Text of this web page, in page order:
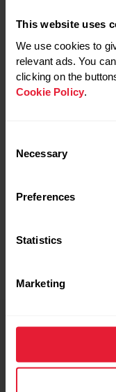
This website uses
We use cookies to
relevant ads. You
clicking on the
Cookie Policy.
Selection
Necessary
Preferences
Statistics
Marketing
興味深いことに、
割を果たします。
膚表面近くの血管
への血流が増加し
す。 逆に、寒い環
なぜこの２つの
皮膚温は体調が変
深部体温を測定す
皮膚温度が低く感
数をモニタリング
SENNHEISER
POWERED BY